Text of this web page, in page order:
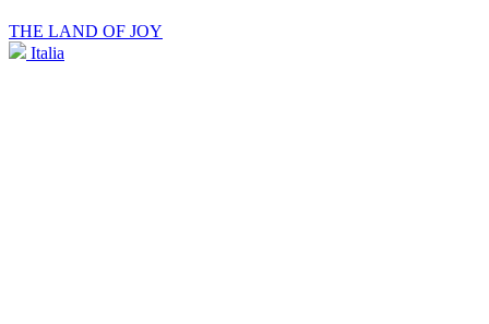
THE LAND OF JOY
Italia